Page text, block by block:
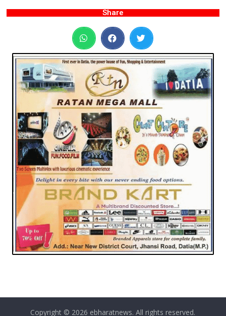
Share
Copyright © 2026 ebharatnews. All rights reserved.